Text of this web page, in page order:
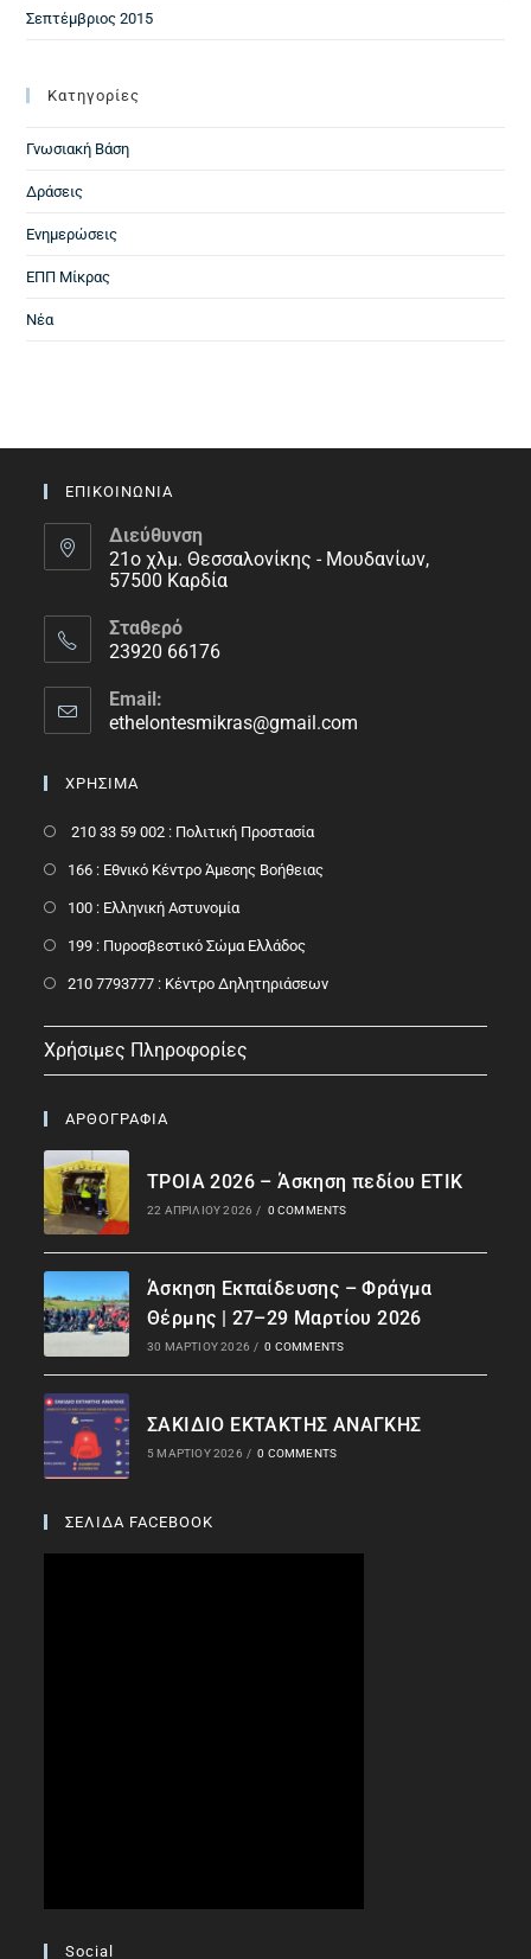
Σεπτέμβριος 2015
Kατηγορίες
Γνωσιακή Βάση
Δράσεις
Ενημερώσεις
ΕΠΠ Μίκρας
Νέα
ΕΠΙΚΟΙΝΩΝΙΑ
Διεύθυνση
21ο χλμ. Θεσσαλονίκης - Μουδανίων,
57500 Καρδία
Σταθερό
23920 66176
Email:
ethelontesmikras@gmail.com
ΧΡΗΣΙΜΑ
210 33 59 002 : Πολιτική Προστασία
166 : Εθνικό Κέντρο Άμεσης Βοήθειας
100 : Ελληνική Αστυνομία
199 : Πυροσβεστικό Σώμα Ελλάδος
210 7793777 : Kέντρο Δηλητηριάσεων
Χρήσιμες Πληροφορίες
ΑΡΘΟΓΡΑΦΙΑ
ΤΡΟΙΑ 2026 – Άσκηση πεδίου ΕΤΙΚ
22 ΑΠΡΙΛΊΟΥ 2026 / 0 COMMENTS
Άσκηση Εκπαίδευσης – Φράγμα
Θέρμης | 27–29 Μαρτίου 2026
30 ΜΑΡΤΊΟΥ 2026 / 0 COMMENTS
ΣΑΚΙΔΙΟ ΕΚΤΑΚΤΗΣ ΑΝΑΓΚΗΣ
5 ΜΑΡΤΊΟΥ 2026 / 0 COMMENTS
ΣΕΛΙΔΑ FACEBOOK
Social